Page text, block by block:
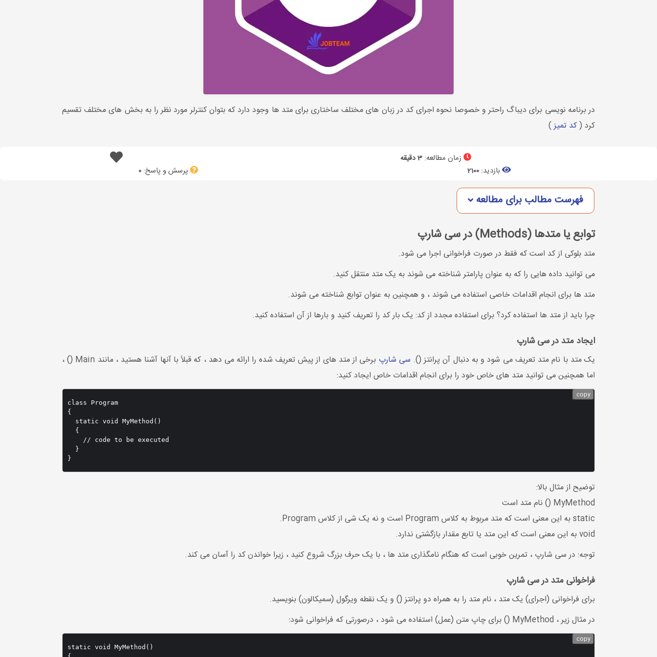
در برنامه نویسی برای دیباگ راحتر و خصوصا نحوه اجرای کد در زبان های مختلف ساختاری برای متد ها وجود دارد که بتوان کنترلر مورد نظر را به بخش های مختلف تقسیم
کرد (کد تمیز)
زمان مطالعه:3 دقیقه
بازدید: 2100 پرسش و پاسخ:0
فهرست مطالب برای مطالعه
توابع یا متدها (Methods) در سی شارپ
متد بلوکی از کد است که فقط در صورت فراخوانی اجرا می شود.
می توانید داده هایی را که به عنوان پارامتر شناخته می شوند به یک متد منتقل کنید.
متد ها برای انجام اقدامات خاصی استفاده می شوند ، و همچنین به عنوان توابع شناخته می شوند.
چرا باید از متد ها استفاده کرد؟ برای استفاده مجدد از کد: یک بار کد را تعریف کنید و بارها از آن استفاده کنید.
ایجاد متد در سی شارپ
یک متد با نام متد تعریف می شود و به دنبال آن پرانتز (). سی شارپ
برخی از متد های از پیش تعریف شده را ارائه می دهد ، که قبلاً با آنها آشنا هستید ، مانند Main () ،
اما همچنین می توانید متد های خاص خود را برای انجام اقدامات خاص ایجاد کنید:
class Program
{
  static void MyMethod()
  {
    // code to be executed
  }
}
copy
توضیح از مثال بالا:
MyMethod () نام متد است
static به این معنی است که متد مربوط به کلاس Program است و نه یک شی از کلاس Program.
void به این معنی است که این متد یا تابع مقدار بازگشتی ندارد.
توجه: در سی شارپ ، تمرین خوبی است که هنگام نامگذاری متد ها ، با یک حرف بزرگ شروع کنید ، زیرا خواندن کد را آسان می کند.
فراخوانی متد در سی شارپ
برای فراخوانی (اجرای) یک متد ، نام متد را به همراه دو پرانتز () و یک نقطه ویرگول (سمیکالون) بنویسید.
در مثال زیر ، MyMethod () برای چاپ متن (عمل) استفاده می شود ، درصورتی که فراخوانی شود:
static void MyMethod()
copy